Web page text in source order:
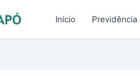
Início Previdência